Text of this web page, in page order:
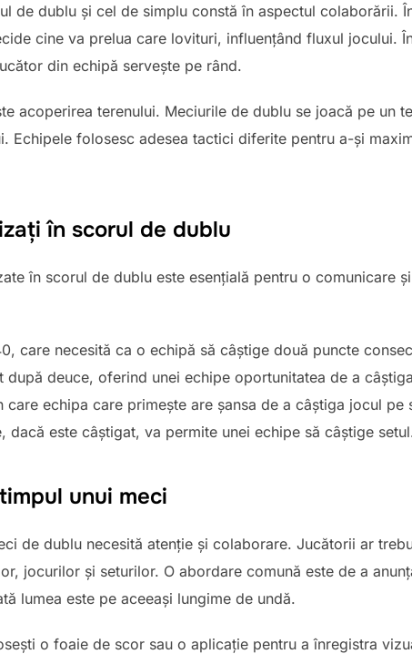
de dublu și cel de simplu constă în aspectul colaborării.
cine va prelua care lovituri, influențând fluxul jocului.
din echipă servește pe rând.
acoperirea terenului. Meciurile de dublu se joacă pe un
Echipele folosesc adesea tactici diferite pentru a-și
în scorul de dublu
în scorul de dublu este esențială pentru o comunicare
care necesită ca o echipă să câștige două puncte
după deuce, oferind unei echipe oportunitatea de a
care echipa care primește are șansa de a câștiga jocul pe
dacă este câștigat, va permite unei echipe să câștige
unui meci
de dublu necesită atenție și colaborare. Jucătorii ar
jocurilor și seturilor. O abordare comună este de a
lumea este pe aceeași lungime de undă.
o foaie de scor sau o aplicație pentru a înregistra